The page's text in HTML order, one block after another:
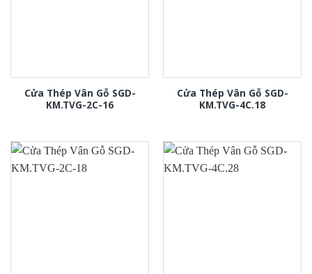
Cửa Thép Vân Gỗ SGD-
KM.TVG-2C-16
Cửa Thép Vân Gỗ SGD-
KM.TVG-4C.18